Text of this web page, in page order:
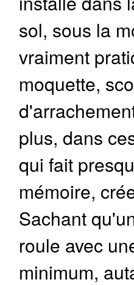
sol, sous la
vraiment
moquette,
plus, dans
qui fait
mémoire,
Sachant
roule avec
minimum,